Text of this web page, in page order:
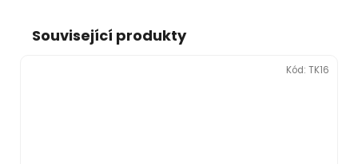
Související produkty
Kód: TK16